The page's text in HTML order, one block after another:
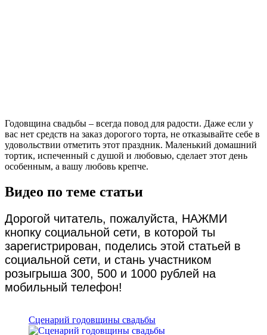
Годовщина свадьбы – всегда повод для радости. Даже если у
вас нет средств на заказ дорогого торта, не отказывайте себе в
удовольствии отметить этот праздник. Маленький домашний
тортик, испеченный с душой и любовью, сделает этот день
особенным, а вашу любовь крепче.
Видео по теме статьи
Дорогой читатель, пожалуйста, НАЖМИ
кнопку социальной сети, в которой ты
зарегистрирован, поделись этой статьей в
социальной сети, и стань участником
розыгрыша 300, 500 и 1000 рублей на
мобильный телефон!
Сценарий годовщины свадьбы